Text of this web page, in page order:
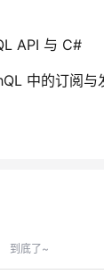
API 与 C#
中的订阅与
到底了~